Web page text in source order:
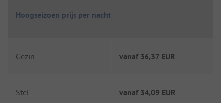
Hoogseizoen prijs per nacht
Gezin vanaf 36,37 EUR
Stel vanaf 34,09 EUR